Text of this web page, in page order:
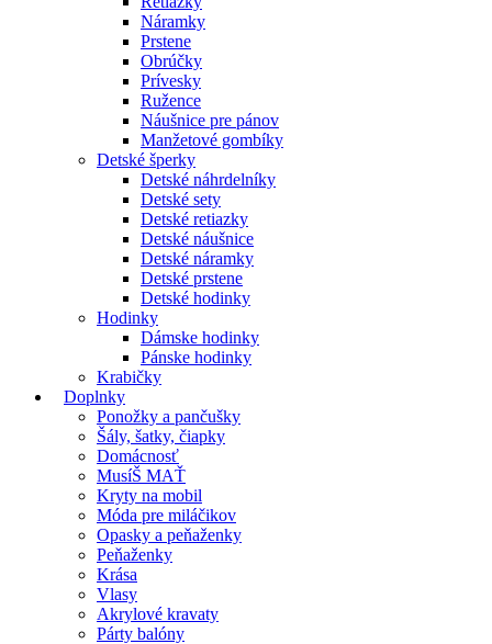
Náramky
Prstene
Obrúčky
Prívesky
Ružence
Náušnice pre pánov
Manžetové gombíky
Detské šperky
Detské náhrdelníky
Detské sety
Detské retiazky
Detské náušnice
Detské náramky
Detské prstene
Detské hodinky
Hodinky
Dámske hodinky
Pánske hodinky
Krabičky
Doplnky
Ponožky a pančušky
Šály, šatky, čiapky
Domácnosť
MusíŠ MAŤ
Kryty na mobil
Móda pre miláčikov
Opasky a peňaženky
Peňaženky
Krása
Vlasy
Akrylové kravaty
Párty balóny